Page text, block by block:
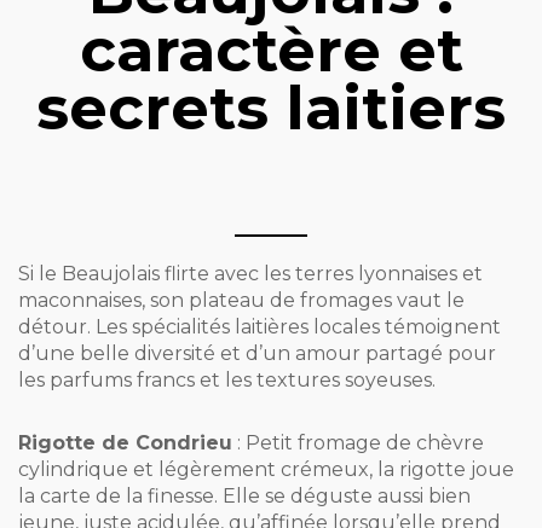
caractère et
secrets laitiers
Si le Beaujolais flirte avec les terres lyonnaises et
maconnaises, son plateau de fromages vaut le
détour. Les spécialités laitières locales témoignent
d’une belle diversité et d’un amour partagé pour
les parfums francs et les textures soyeuses.
Rigotte de Condrieu : Petit fromage de chèvre
cylindrique et légèrement crémeux, la rigotte joue
la carte de la finesse. Elle se déguste aussi bien
jeune, juste acidulée, qu’affinée lorsqu’elle prend